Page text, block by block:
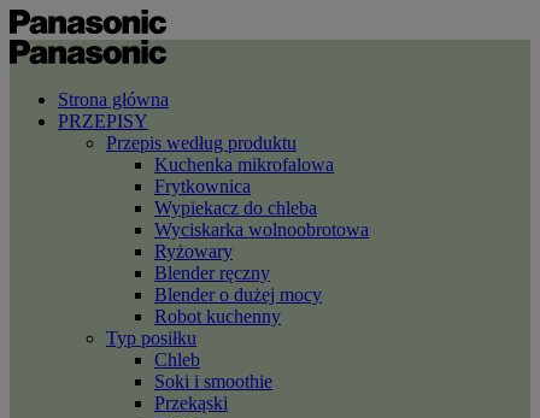
Strona główna
PRZEPISY
Przepis według produktu
Kuchenka mikrofalowa
Frytkownica
Wypiekacz do chleba
Wyciskarka wolnoobrotowa
Ryżowary
Blender ręczny
Blender o dużej mocy
Robot kuchenny
Typ posiłku
Chleb
Soki i smoothie
Przekąski